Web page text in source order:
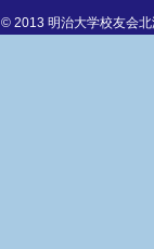
© 2013 明治大学校友会北